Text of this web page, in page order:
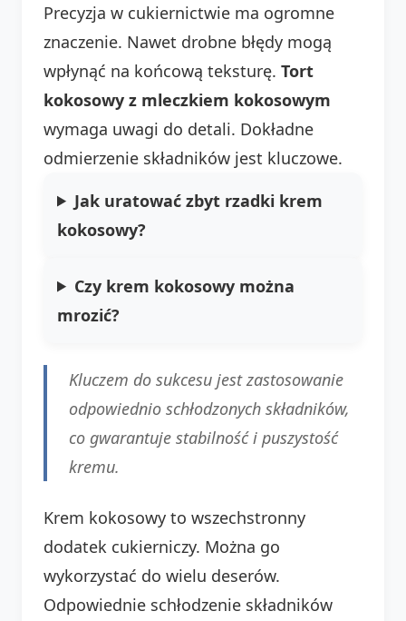
Precyzja w cukiernictwie ma ogromne
znaczenie. Nawet drobne błędy mogą
wpłynąć na końcową teksturę. Tort
kokosowy z mleczkiem kokosowym
wymaga uwagi do detali. Dokładne
odmierzenie składników jest kluczowe.
Jak uratować zbyt rzadki krem
kokosowy?
Czy krem kokosowy można
mrozić?
Kluczem do sukcesu jest zastosowanie
odpowiednio schłodzonych składników,
co gwarantuje stabilność i puszystość
kremu.
Krem kokosowy to wszechstronny
dodatek cukierniczy. Można go
wykorzystać do wielu deserów.
Odpowiednie schłodzenie składników